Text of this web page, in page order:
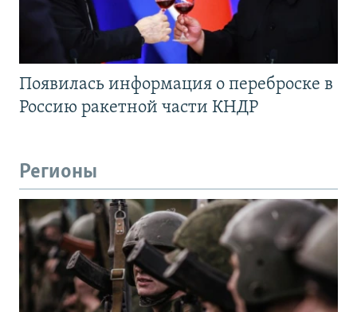
Появилась информация о переброске в
Россию ракетной части КНДР
Регионы